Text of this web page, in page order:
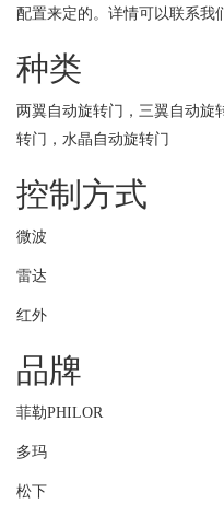
配置来定的。详情可以联系我
种类
两翼自动旋转门，三翼自动旋
转门，水晶自动旋转门
控制方式
微波
雷达
红外
品牌
菲勒PHILOR
多玛
松下